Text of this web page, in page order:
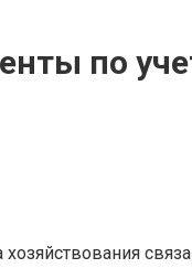
по
хозяйствования